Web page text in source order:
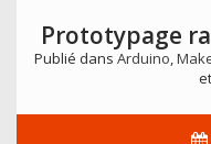
Prototypage
Publié dans Arduino,
et